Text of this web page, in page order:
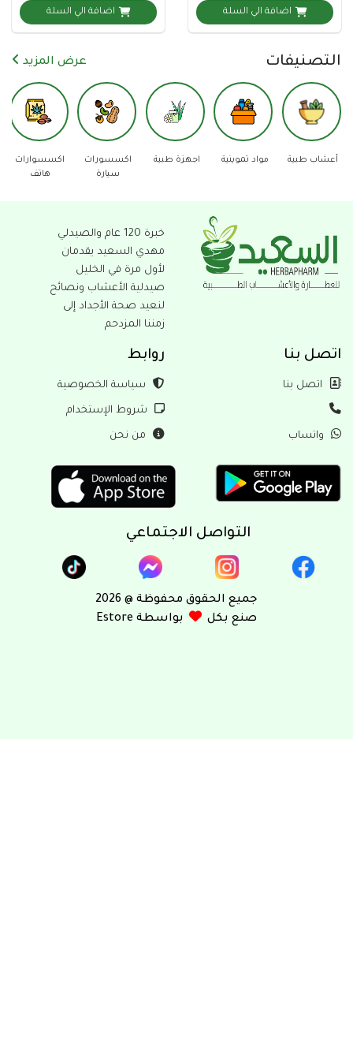
اضافة الي السلة اضافة الي السلة
عرض المزيد
تموينية اجهزة طبية
اكسسورات
اكسسوارات
هاتف
دفاع عن
النفس
خبرة 120 عام والصيدلي
مهدي السعيد يقدمان
لأول مرة في الخليل
صيدلية الأعشاب ونصائح
لنعيد صحة الأجداد إلى
زمننا المزدحم
بنا
بنا سياسة الخصوصية
شروط الإستخدام
من نحن
التواصل الاجتماعي
جميع الحقوق محفوظة @ 2026
صنع بكل
بواسطة Estore